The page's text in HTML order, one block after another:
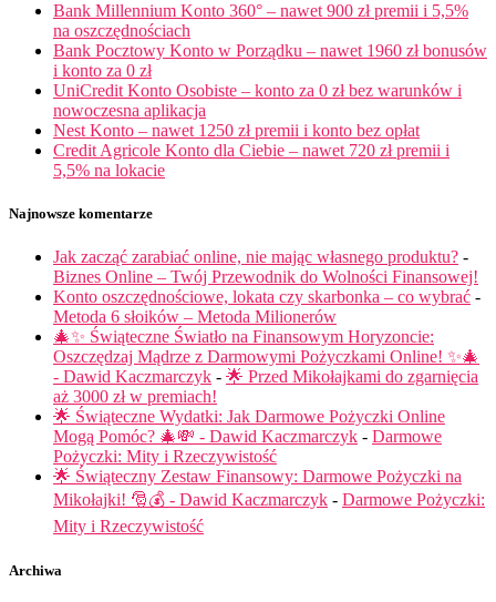
Bank Millennium Konto 360° – nawet 900 zł premii i 5,5%
na oszczędnościach
Bank Pocztowy Konto w Porządku – nawet 1960 zł bonusów
i konto za 0 zł
UniCredit Konto Osobiste – konto za 0 zł bez warunków i
nowoczesna aplikacja
Nest Konto – nawet 1250 zł premii i konto bez opłat
Credit Agricole Konto dla Ciebie – nawet 720 zł premii i
5,5% na lokacie
Najnowsze komentarze
Jak zacząć zarabiać online, nie mając własnego produktu? -
Biznes Online – Twój Przewodnik do Wolności Finansowej!
Konto oszczędnościowe, lokata czy skarbonka – co wybrać -
Metoda 6 słoików – Metoda Milionerów
🎄✨ Świąteczne Światło na Finansowym Horyzoncie:
Oszczędzaj Mądrze z Darmowymi Pożyczkami Online! ✨🎄
- Dawid Kaczmarczyk - 🌟 Przed Mikołajkami do zgarnięcia
aż 3000 zł w premiach!
🌟 Świąteczne Wydatki: Jak Darmowe Pożyczki Online
Mogą Pomóc? 🎄💸 - Dawid Kaczmarczyk - Darmowe
Pożyczki: Mity i Rzeczywistość
🌟 Świąteczny Zestaw Finansowy: Darmowe Pożyczki na
Mikołajki! 🎅💰 - Dawid Kaczmarczyk - Darmowe Pożyczki:
Mity i Rzeczywistość
Archiwa